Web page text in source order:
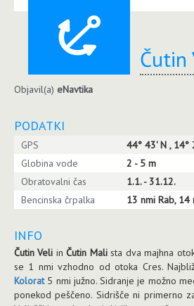
Čutin
Objavil(a) eNavtika
PODATKI
GPS
44° 43' N , 14°
Globina vode
2 - 5 m
Obratovalni čas
1.1. - 31.12.
Bencinska črpalka
13 nmi Rab,
INFO
Čutin Veli inČutin Malista dva majhna
se 1 nmi vzhodno od otoka Cres.
Kolorat5 nmi južno. Sidranje je možno
ponekod peščeno. Sidrišče ni primerno